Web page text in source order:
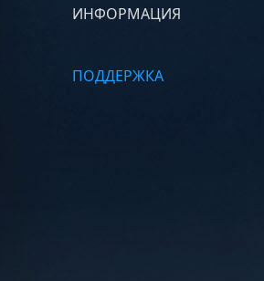
ИНФОРМАЦИЯ
ПОДДЕРЖКА